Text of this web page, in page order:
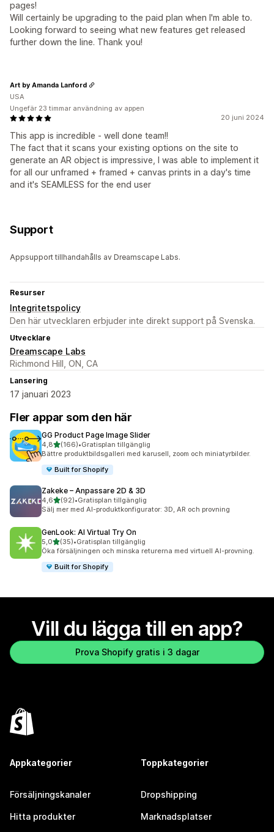
pages!
Will certainly be upgrading to the paid plan when I'm able to.
Looking forward to seeing what new features get released
further down the line. Thank you!
20 juni 2024
This app is incredible - well done team!!
The fact that it scans your existing options on the site to
generate an AR object is impressive, I was able to implement it
for all our unframed + framed + canvas prints in a day's time
and it's SEAMLESS for the end user
Art by Amanda Lanford
USA
Ungefär 23 timmar användning av appen
Support
Appsupport tillhandahålls av Dreamscape Labs.
Resurser
Integritetspolicy
Den här utvecklaren erbjuder inte direkt support på Svenska.
Utvecklare
Dreamscape Labs
Richmond Hill, ON, CA
Lansering
17 januari 2023
Fler appar som den här
GG Product Page Image Slider
4,8av 5 stjärnor
(166)
166 recensioner totalt
•Gratisplan tillgänglig
Bättre produktbildsgalleri med karusell, zoom och miniatyrbilder.
Built for Shopify
Zakeke – Anpassare 2D & 3D
4,6av 5 stjärnor
(92)
92 recensioner totalt
•Gratisplan tillgänglig
Sälj mer med AI-produktkonfigurator: 3D, AR och provning
GenLook: AI Virtual Try On
5,0av 5 stjärnor
(35)
35 recensioner totalt
•Gratisplan tillgänglig
Öka försäljningen och minska returerna med virtuell AI-provning.
Built for Shopify
Vill du lägga till en app?
Prova Shopify gratis i 3 dagar
Appkategorier
Försäljningskanaler
Hitta produkter
Toppkategorier
Dropshipping
Marknadsplatser